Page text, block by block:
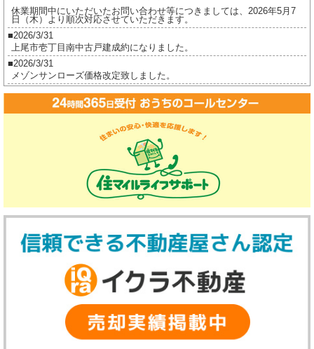
休業期間中にいただいたお問い合わせ等につきましては、2026年5月7
日（木）より順次対応させていただきます。
2026/3/31
上尾市壱丁目南中古戸建成約になりました。
2026/3/31
メゾンサンローズ価格改定致しました。
2026/3/16
ジオ茅ヶ崎フレシアご成約になりました。
ジオ茅ヶ崎フレシア価格改定しました。
プレイスヴィラ喜多見成約になりました。
賃貸物件公開しました。
2025年冬季休業のお知らせ（12月27日～1月5日）
す。
【冬季休業期間】
休業期間中にいただいたお問い合わせ等につきましては、2026年1月6
日（火）より順次対応させていただきます。
パレステージ日吉さくらが丘価格改定しました。
新規物件公開しました。